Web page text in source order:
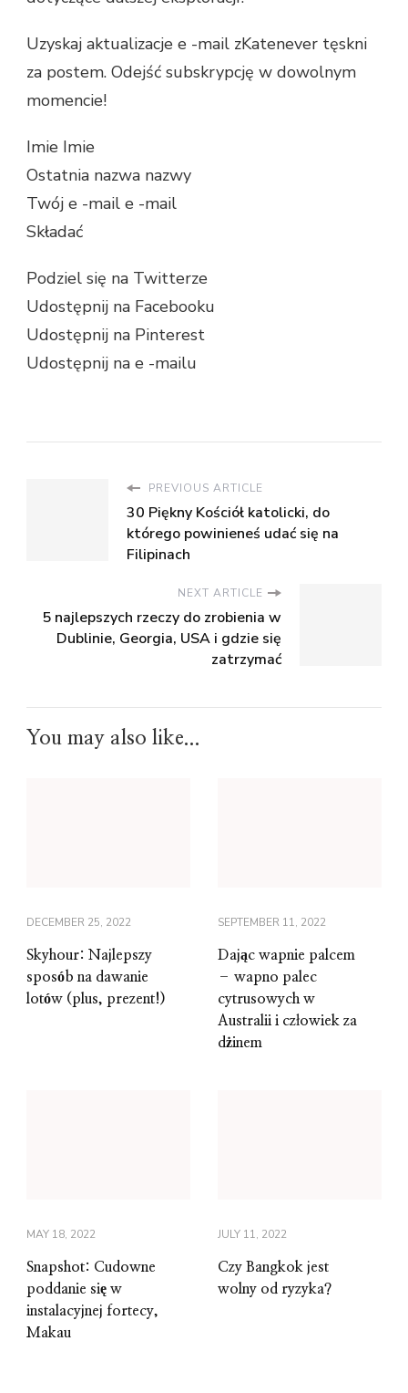
Uzyskaj aktualizacje e -mail zKatenever tęskni
za postem. Odejść subskrypcję w dowolnym
momencie!
Imie Imie
Ostatnia nazwa nazwy
Twój e -mail e -mail
Składać
Podziel się na Twitterze
Udostępnij na Facebooku
Udostępnij na Pinterest
Udostępnij na e -mailu
PREVIOUS ARTICLE
30 Piękny Kościół katolicki, do
którego powinieneś udać się na
Filipinach
NEXT ARTICLE
5 najlepszych rzeczy do zrobienia w
Dublinie, Georgia, USA i gdzie się
zatrzymać
You may also like...
DECEMBER 25, 2022
Skyhour: Najlepszy
sposób na dawanie
lotów (plus, prezent!)
SEPTEMBER 11, 2022
Dając wapnie palcem
– wapno palec
cytrusowych w
Australii i człowiek za
dżinem
MAY 18, 2022
Snapshot: Cudowne
poddanie się w
instalacyjnej fortecy,
Makau
JULY 11, 2022
Czy Bangkok jest
wolny od ryzyka?